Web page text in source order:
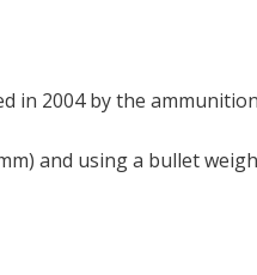
in 2004 by the
and using a bullet